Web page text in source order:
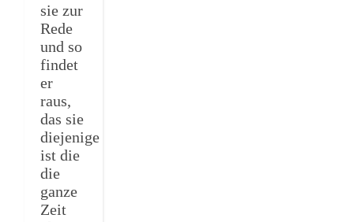
sie zur
Rede
und so
findet
er
raus,
das sie
diejenige
ist die
die
ganze
Zeit